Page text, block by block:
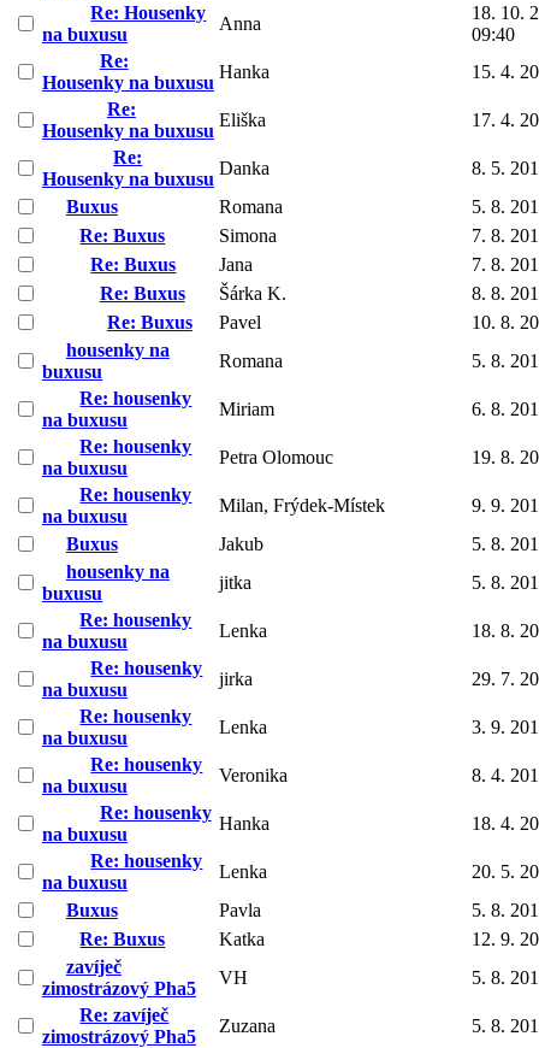
Re: Housenky
na buxusu
Anna
18. 10.
09:40
Re:
Housenky na buxusu
Hanka
15. 4.
Re:
Housenky na buxusu
Eliška
17. 4.
Re:
Housenky na buxusu
Danka
8. 5.
Buxus
Romana
5. 8.
Re: Buxus
Simona
7. 8.
Re: Buxus
Jana
7. 8.
Re: Buxus
Šárka K.
8. 8.
Re: Buxus
Pavel
10. 8.
housenky na
buxusu
Romana
5. 8.
Re: housenky
na buxusu
Miriam
6. 8.
Re: housenky
na buxusu
Petra Olomouc
19. 8.
Re: housenky
na buxusu
Milan, Frýdek-Místek
9. 9.
Buxus
Jakub
5. 8.
housenky na
buxusu
jitka
5. 8.
Re: housenky
na buxusu
Lenka
18. 8.
Re: housenky
na buxusu
jirka
29. 7.
Re: housenky
na buxusu
Lenka
3. 9.
Re: housenky
na buxusu
Veronika
8. 4.
Re: housenky
na buxusu
Hanka
18. 4.
Re: housenky
na buxusu
Lenka
20. 5.
Buxus
Pavla
5. 8.
Re: Buxus
Katka
12. 9.
zavíječ
zimostrázový Pha5
VH
5. 8.
Re: zavíječ
zimostrázový Pha5
Zuzana
5. 8.